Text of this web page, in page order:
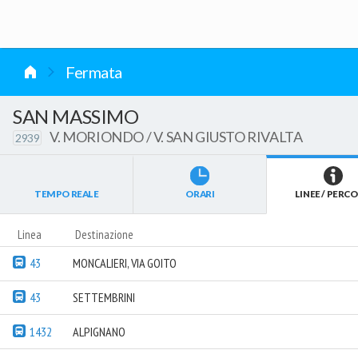
Fermata
SAN MASSIMO
2939 V. MORIONDO / V. SAN GIUSTO RIVALTA
TEMPO REALE ORARI LINEE /
Linea Destinazione
43 MONCALIERI, VIA GOITO
43 SETTEMBRINI
1432 ALPIGNANO